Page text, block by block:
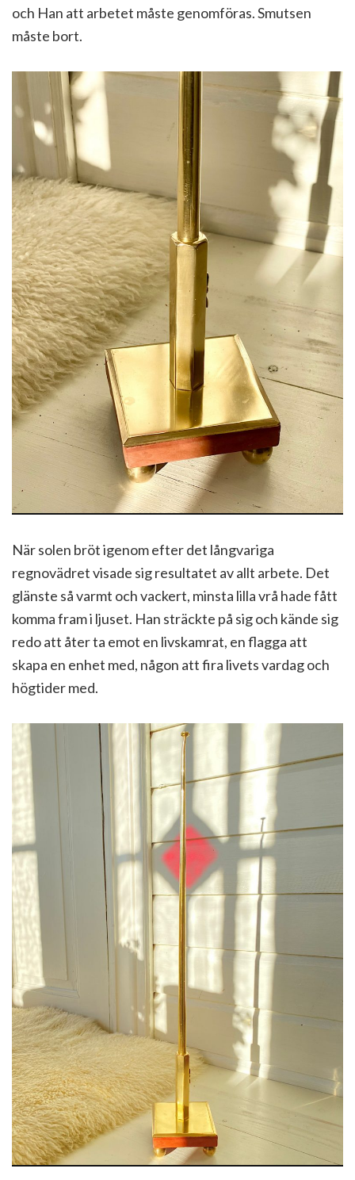
och Han att arbetet måste genomföras. Smutsen
måste bort.
När solen bröt igenom efter det långvariga
regnovädret visade sig resultatet av allt arbete. Det
glänste så varmt och vackert, minsta lilla vrå hade fått
komma fram i ljuset. Han sträckte på sig och kände sig
redo att åter ta emot en livskamrat, en flagga att
skapa en enhet med, någon att fira livets vardag och
högtider med.